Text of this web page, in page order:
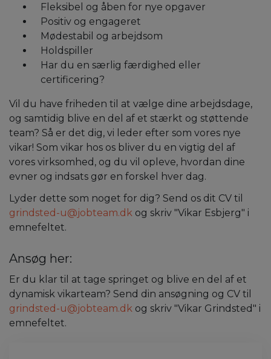
Fleksibel og åben for nye opgaver
Positiv og engageret
Mødestabil og arbejdsom
Holdspiller
Har du en særlig færdighed eller
certificering?
Vil du have friheden til at vælge dine arbejdsdage,
og samtidig blive en del af et stærkt og støttende
team? Så er det dig, vi leder efter som vores nye
vikar! Som vikar hos os bliver du en vigtig del af
vores virksomhed, og du vil opleve, hvordan dine
evner og indsats gør en forskel hver dag.
Lyder dette som noget for dig? Send os dit CV til
grindsted-u@jobteam.dk og skriv "Vikar Esbjerg" i
emnefeltet.
Ansøg her:
Er du klar til at tage springet og blive en del af et
dynamisk vikarteam? Send din ansøgning og CV til
grindsted-u@jobteam.dk og skriv "Vikar Grindsted" i
emnefeltet.